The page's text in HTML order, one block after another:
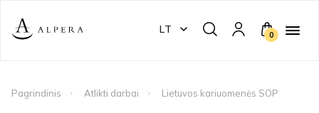
LT 0
Pagrindinis Atlikti darbai Lietuvos kariuomenės SOP